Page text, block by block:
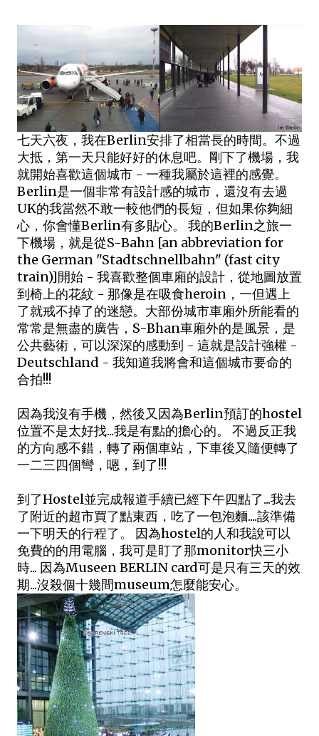
七天六夜，我在Berlin安排了相當長的時間。不過
大抵，第一天只能好好的休息吧。剛下了機場，我
就開始喜歡這個城市 - 一種我屬於這裡的感覺。
Berlin是一個非常有設計感的城市，還沒有去過
UK的我當然不敢一較他們的長短，但如果你夠細
心，你會懂Berlin有多貼心。 我的Berlin之旅一
下機場，就是從S-Bahn [an abbreviation for
the German "Stadtschnellbahn" (fast city
train)]開始 - 我喜歡整個車廂的設計，從地圖放置
到椅上的花紋 - 那像是在吸食heroin，一但遇上
了就戒不掉了的迷戀。大部份城市車廂外所能看的
常常是無盡的廣告，S-Bhan車廂外的是風景，是
公共藝術，可以深深的感動到 - 這就是設計強權 -
Deutschland - 我知道我將會和這個城市要命的
合拍!!!
因為我沒有手機，然後又因為Berlin預訂的hostel
位置不是太好找...我是有點的擔心的。 不過反正我
的方向感不錯，轉了兩個車站，下車後又隨便轉了
一二三四個彎，嗯，到了!!!
到了Hostel並完成報道手續已經下午四點了...我去
了附近的超市買了點東西，吃了一包泡麵....該準備
一下明天的行程了。 因為hostel的人和我說可以
免費的的用電腦，我可是盯了那monitor快三小
時... 因為Museen BERLIN card可是只有三天的效
期...沒殺個十幾間museum怎麼能安心。